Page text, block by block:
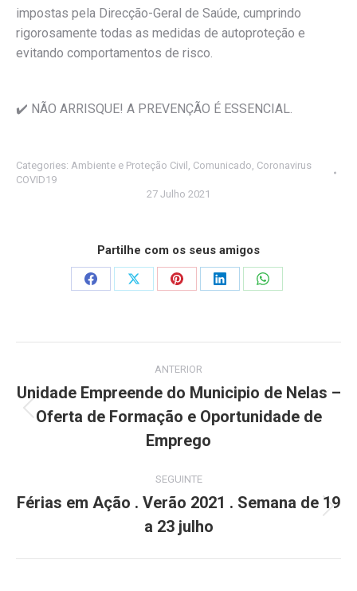
impostas pela Direcção-Geral de Saúde, cumprindo
rigorosamente todas as medidas de autoproteção e
evitando comportamentos de risco.
✔️ NÃO ARRISQUE! A PREVENÇÃO É ESSENCIAL.
Categories: Ambiente e Proteção Civil , Comunicado, Coronavirus
COVID19
27 Julho 2021
Partilhe com os seus amigos
Share
Share
Share
Share
Share
navigation
ANTERIOR
Previous
post:
Unidade Empreende do Municipio de Nelas –
Oferta de Formação e Oportunidade de
Emprego
SEGUINTE
post:
Férias em Ação . Verão 2021 . Semana de 19
a 23 julho